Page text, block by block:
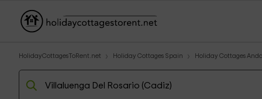
HolidayCottagesToRent.net Holiday Cottages Spain Holiday Cottages